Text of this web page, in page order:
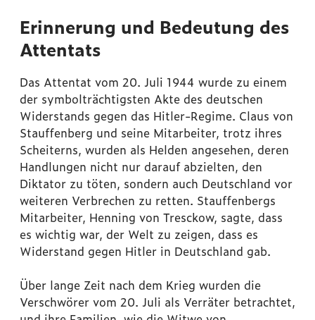
Erinnerung und Bedeutung des
Attentats
Das Attentat vom 20. Juli 1944 wurde zu einem
der symbolträchtigsten Akte des deutschen
Widerstands gegen das Hitler-Regime. Claus von
Stauffenberg und seine Mitarbeiter, trotz ihres
Scheiterns, wurden als Helden angesehen, deren
Handlungen nicht nur darauf abzielten, den
Diktator zu töten, sondern auch Deutschland vor
weiteren Verbrechen zu retten. Stauffenbergs
Mitarbeiter, Henning von Tresckow, sagte, dass
es wichtig war, der Welt zu zeigen, dass es
Widerstand gegen Hitler in Deutschland gab.
Über lange Zeit nach dem Krieg wurden die
Verschwörer vom 20. Juli als Verräter betrachtet,